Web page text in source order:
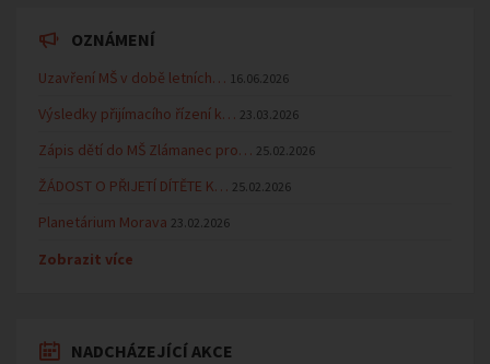
OZNÁMENÍ
Uzavření MŠ v době letních… 16.06.2026
Výsledky přijímacího řízení k… 23.03.2026
Zápis dětí do MŠ Zlámanec pro… 25.02.2026
ŽÁDOST O PŘIJETÍ DÍTĚTE K… 25.02.2026
Planetárium Morava 23.02.2026
Zobrazit více
NADCHÁZEJÍCÍ AKCE